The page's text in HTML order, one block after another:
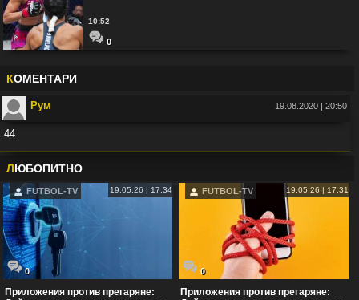
10:52
0
КОМЕНТАРИ
Рум 19.08.2020 | 20:50
44
Във: Рио Фърдинанд: Джуд Белингам ще спечели Златната топка
ЛЮБОПИТНО
FUTBOL-TV 19.05.26 | 17:34
0
Приложения против прегаряне:
FUTBOL-TV 19.05.26 | 17:31
0
Приложения против прегаряне: